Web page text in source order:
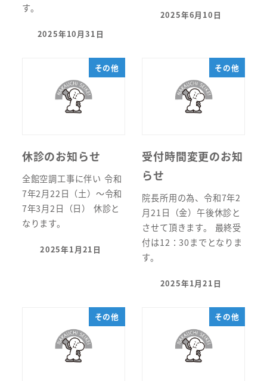
す。
投稿日
2025年10月31日
投稿日
2025年6月10日
その他
休診のお知らせ
全館空調工事に伴い 令和
7年2月22日（土）～令和
7年3月2日（日） 休診と
なります。
投稿日
2025年1月21日
その他
受付時間変更のお知
らせ
院長所用の為、令和7年2
月21日（金）午後休診と
させて頂きます。 最終受
付は12：30までとなりま
す。
投稿日
2025年1月21日
その他 その他